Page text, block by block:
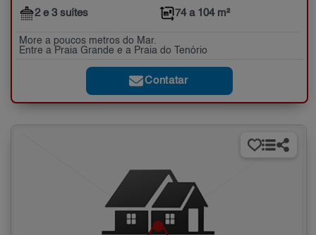
2 e 3 suítes 74 a 104 m²
More a poucos metros do Mar.
Entre a Praia Grande e a Praia do Tenório
Contatar